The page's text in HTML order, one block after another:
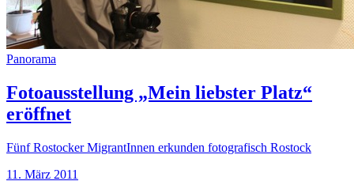
Panorama
Fotoausstellung „Mein liebster Platz“
eröffnet
Fünf Rostocker MigrantInnen erkunden fotografisch Rostock
11. März 2011